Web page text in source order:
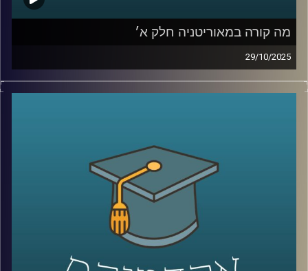
מה קורה במאוריטניה חלק א׳
29/10/2025
מאוריטניה יושבת על קו התפר בין מדבר הסהרה לאוקיינוס
האטלנטי, מדינה עצומת שטח ומעט תושבים, איסלאם וזהות
תפקידה בצירי ההגירה לאירופה, ומדיניות חוץ שמדברת עם
וושינגטון ואירופה, עם המפרץ, סין וטורקיה. היא מוצגת כ״אי
של יציבות״ בסאהל הסוער, אך מאחורי הכותרת מסתתרים
פערים חברתיים ואתגרי משילות. היום ננסה להבין אם זו יציבות
אמיתית או מיתוס, ומה המשמעות שלה לישראל.
נמצא איתנו השגריר ד״ר חיים קורן מבית הספר לאודר לממשל,
דיפלומטיה ואסטרטגיה באוניברסיטת רייכמן, לשעבר שגריר
ישראל במצרים ובדרום סודן.